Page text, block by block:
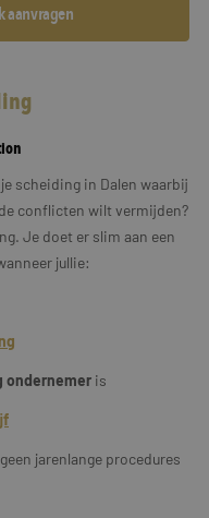
aanvragen
scheiding in Dalen waarbij
conflicten wilt vermijden?
Je doet er slim aan een
jullie:
ondernemer is
jarenlange procedures